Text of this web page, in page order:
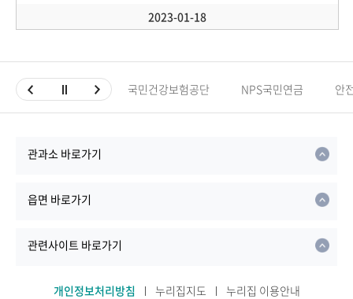
2023-01-18
국민건강보험공단 NPS국민연금 안
관과소 바로가기
읍면 바로가기
관련사이트 바로가기
개인정보처리방침 누리집지도
누리집 이용안내